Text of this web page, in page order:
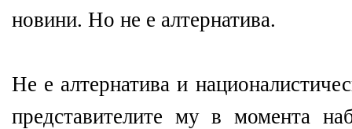
новини. Но не е алтернатива.
Не е алтернатива и
представителите му в момента